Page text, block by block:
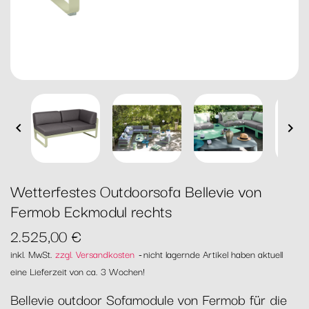
 
Wetterfestes Outdoorsofa Bellevie von
Fermob Eckmodul rechts
2.525,00 €
inkl. MwSt. zzgl. Versandkosten nicht lagernde Artikel haben aktuell
eine Lieferzeit von ca. 3 Wochen!
Bellevie outdoor Sofamodule von Fermob für die